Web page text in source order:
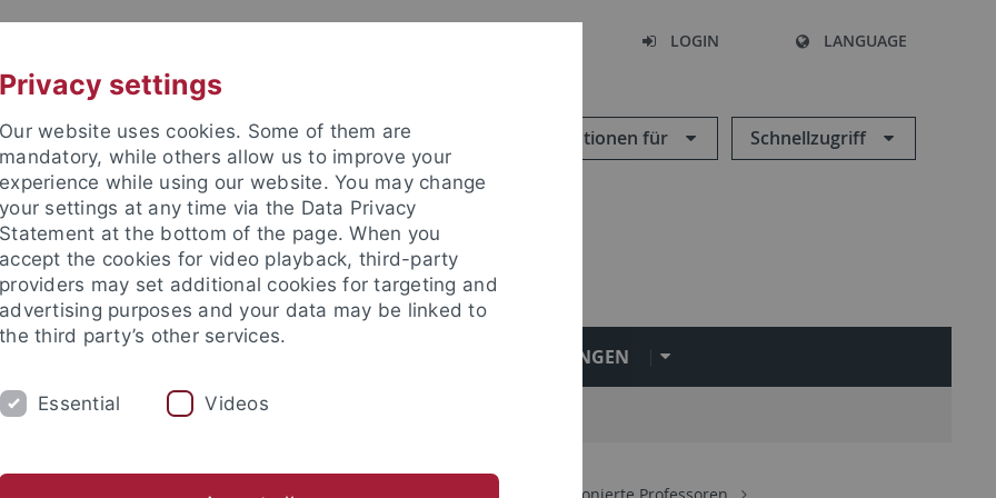
LOGIN LANGUAGE
Informationen für Schnellzugriff
EINRICHTUNGEN
Lehrstühle und Personen
Emeritierte und pensionierte Professoren
Privacy settings
Our website uses cookies. Some of them are
mandatory, while others allow us to improve your
experience while using our website. You may change
your settings at any time via the Data Privacy
Statement at the bottom of the page. When you
accept the cookies for video playback, third-party
providers may set additional cookies for targeting and
advertising purposes and your data may be linked to
the third party’s other services.
Essential Videos